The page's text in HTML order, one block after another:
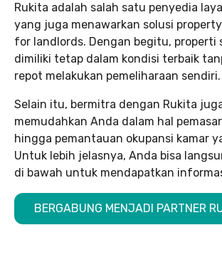
Rukita adalah salah satu penyedia
yang juga menawarkan solusi
for landlords. Dengan begitu, properti
dimiliki tetap dalam kondisi terbaik
repot melakukan pemeliharaan sendiri.
Selain itu, bermitra dengan Rukita
memudahkan Anda dalam hal
hingga pemantauan okupansi kamar
Untuk lebih jelasnya, Anda bisa
di bawah untuk mendapatkan
BERGABUNG MENJADI PARTNER